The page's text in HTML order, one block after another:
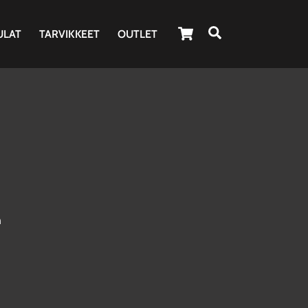
Cart
TARVIKKEET OUTLET